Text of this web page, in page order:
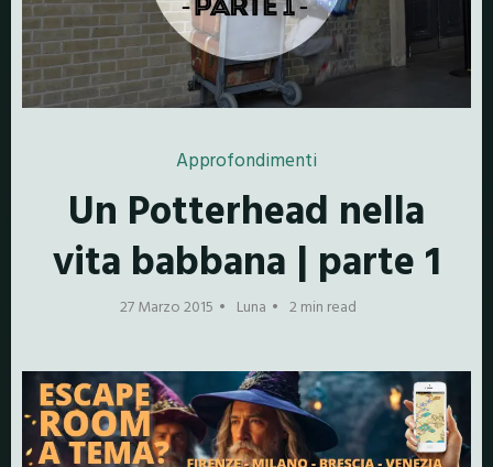
Approfondimenti
Un Potterhead nella
vita babbana | parte 1
27 Marzo 2015 Luna 2 min read